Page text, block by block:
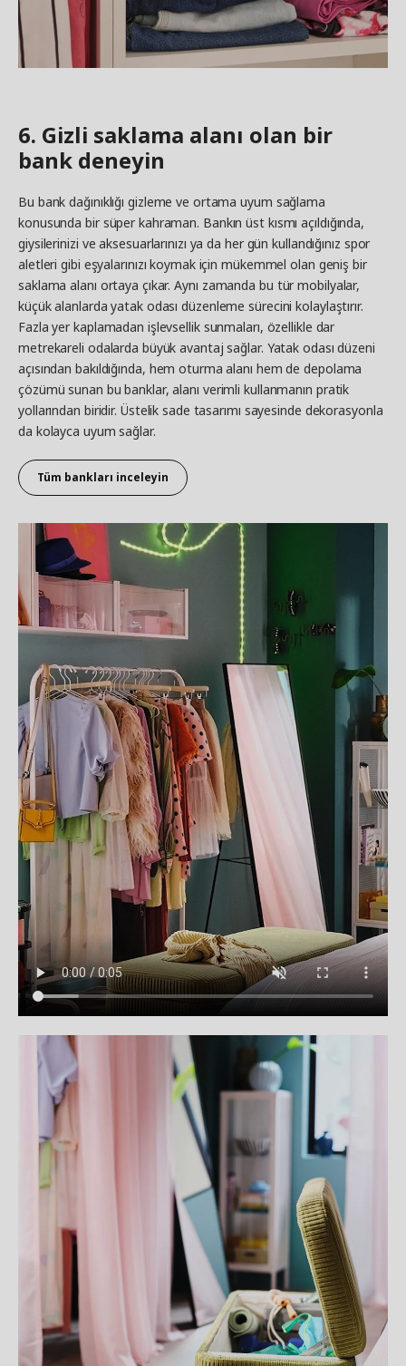
6. Gizli saklama alanı olan bir
bank deneyin
Bu bank dağınıklığı gizleme ve ortama uyum sağlama
konusunda bir süper kahraman. Bankın üst kısmı açıldığında,
giysilerinizi ve aksesuarlarınızı ya da her gün kullandığınız spor
aletleri gibi eşyalarınızı koymak için mükemmel olan geniş bir
saklama alanı ortaya çıkar.Aynı zamanda bu tür mobilyalar,
küçük alanlarda yatak odası düzenleme sürecini kolaylaştırır.
Fazla yer kaplamadan işlevsellik sunmaları, özellikle dar
metrekareli odalarda büyük avantaj sağlar. Yatak odası düzeni
açısından bakıldığında, hem oturma alanı hem de depolama
çözümü sunan bu banklar, alanı verimli kullanmanın pratik
yollarından biridir. Üstelik sade tasarımı sayesinde dekorasyonla
da kolayca uyum sağlar.
Tüm bankları inceleyin